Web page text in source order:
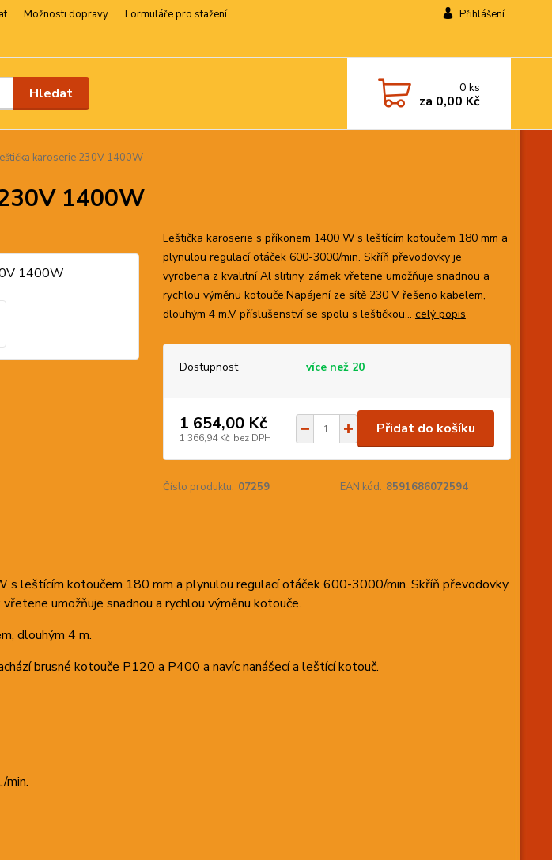
Možnosti dopravy
Formuláře pro stažení
Přihlášení
Hledat 0ks
za 0,00 Kč
karoserie 230V 1400W
1400W
Leštička karoserie s příkonem 1400 W s leštícím kotoučem 180 mm a
plynulou regulací otáček 600-3000/min. Skříň převodovky je
vyrobena z kvalitní Al slitiny, zámek vřetene umožňuje snadnou a
rychlou výměnu kotouče.Napájení ze sítě 230 V řešeno kabelem,
dlouhým 4 m.V příslušenství se spolu s leštičkou... celý popis
Dostupnost více než 20
1 654,00 Kč
1 366,94 Kč bez DPH
Přidat do košíku
Číslo produktu: 07259 EAN kód: 8591686072594
s leštícím kotoučem 180 mm a plynulou regulací otáček 600-3000/min. Skříň převodovky
umožňuje snadnou a rychlou výměnu kotouče.
dlouhým 4 m.
brusné kotouče P120 a P400 a navíc nanášecí a leštící kotouč.